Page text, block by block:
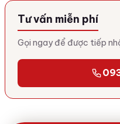
Tư vấn miễn phí
Gọi ngay để được tiếp